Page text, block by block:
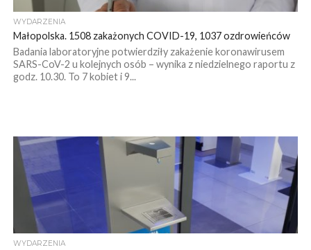
WYDARZENIA
Małopolska. 1508 zakażonych COVID-19, 1037 ozdrowieńców
Badania laboratoryjne potwierdziły zakażenie koronawirusem
SARS-CoV-2 u kolejnych osób – wynika z niedzielnego raportu z
godz. 10.30. To 7 kobiet i 9...
WYDARZENIA